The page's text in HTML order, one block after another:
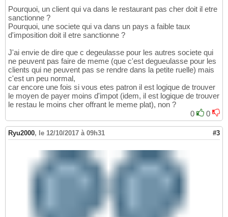
Pourquoi, un client qui va dans le restaurant pas cher doit il etre
sanctionne ?
Pourquoi, une societe qui va dans un pays a faible taux
d'imposition doit il etre sanctionne ?
J'ai envie de dire que c degeulasse pour les autres societe qui
ne peuvent pas faire de meme (que c'est degueulasse pour les
clients qui ne peuvent pas se rendre dans la petite ruelle) mais
c'est un peu normal,
car encore une fois si vous etes patron il est logique de trouver
le moyen de payer moins d'impot (idem, il est logique de trouver
le restau le moins cher offrant le meme plat), non ?
0
0
Ryu2000, le 12/10/2017 à 09h31 #3